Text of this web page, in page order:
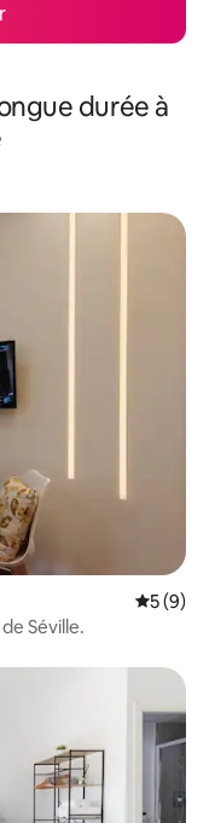
durée à
5 (9)
Séville.